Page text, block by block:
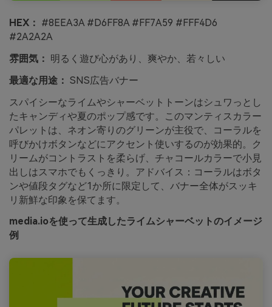
HEX： #8EEA3A #D6FF8A #FF7A59 #FFF4D6
#2A2A2A
雰囲気： 明るく遊び心があり、爽やか、若々しい
最適な用途： SNS広告バナー
スパイシーなライムやシャーベットトーンはシュワっとし
たキャンディや夏のポップ感です。このマンティスカラー
パレットは、ネオン寄りのグリーンが主役で、コーラルを
呼びかけボタンなどにアクセント使いするのが効果的。ク
リームがコントラストを柔らげ、チャコールカラーで小見
出しはスマホでもくっきり。アドバイス：コーラルはボタ
ンや値段タグなど1か所に限定して、バナー全体がスッキ
リ新鮮な印象を保てます。
media.ioを使って生成したライムシャーベットのイメージ
例